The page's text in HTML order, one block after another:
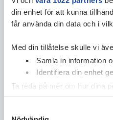
din enhet för att kunna
får använda din data och i
Med din tillåtelse skulle vi
Samla in information
Identifiera din enhet
Ta reda på mer om hur dina
cookie-förklaringen.